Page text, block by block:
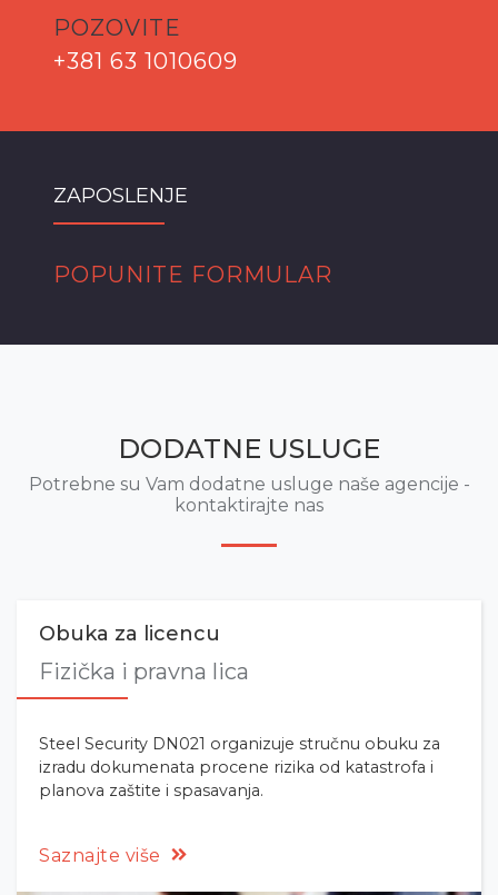
POZOVITE
+381 63 1010609
ZAPOSLENJE
POPUNITE FORMULAR
DODATNE USLUGE
Potrebne su Vam dodatne usluge naše agencije -
kontaktirajte nas
Obuka za licencu
Fizička i pravna lica
Steel Security DN021 organizuje stručnu obuku za
izradu dokumenata procene rizika od katastrofa i
planova zaštite i spasavanja.
Saznajte više